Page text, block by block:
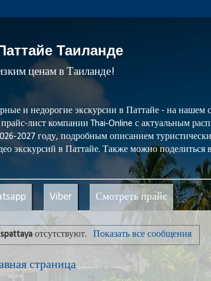
Таиланде
ценам в Таиланде!
и недорогие экскурсии в Паттайе - на
лист компании Thai-Online с актуальным
2027 году, подробным описанием
экскурсий в Паттайе. Также можно поделиться
Viber Смотреть прайс
отсутствуют. Показать все сообщения
страница